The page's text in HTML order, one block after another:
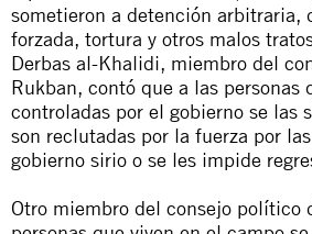
sometieron a detención arbitraria,
forzada, tortura y otros malos
Derbas al-Khalidi, miembro del
Rukban, contó que a las personas
controladas por el gobierno se las
son reclutadas por la fuerza por
gobierno sirio o se les impide
Otro miembro del consejo político